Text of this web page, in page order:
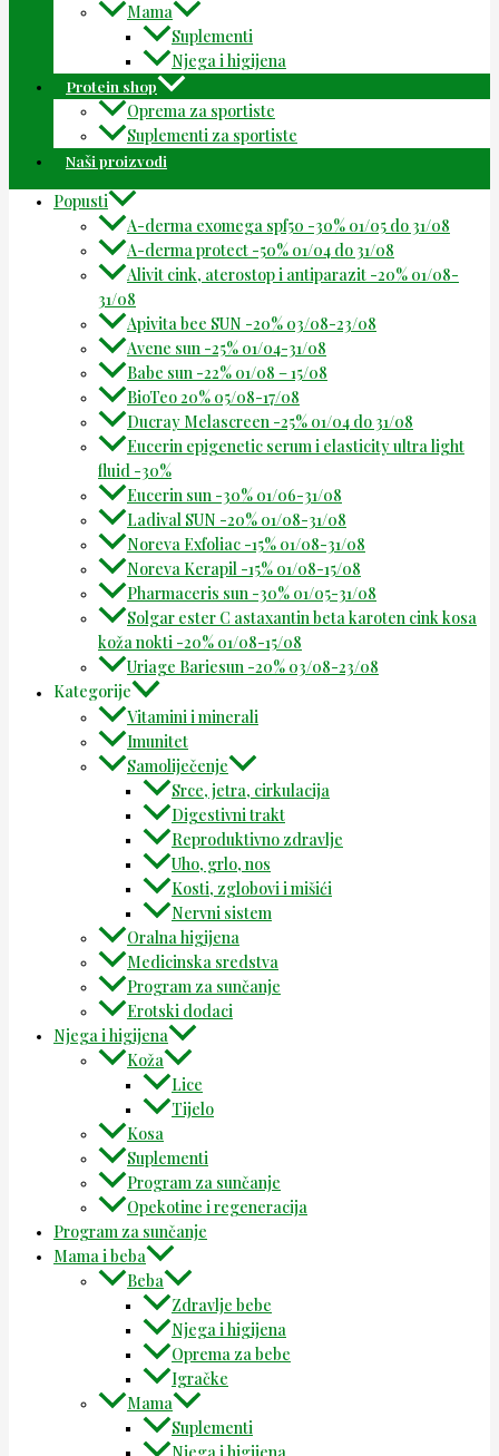
Mama
Suplementi
Njega i higijena
Protein shop
Oprema za sportiste
Suplementi za sportiste
Naši proizvodi
Popusti
A-derma exomega spf50 -30% 01/05 do 31/08
A-derma protect -50% 01/04 do 31/08
Alivit cink, aterostop i antiparazit -20% 01/08-
31/08
Apivita bee SUN -20% 03/08-23/08
Avene sun -25% 01/04-31/08
Babe sun -22% 01/08 – 15/08
BioTeo 20% 05/08-17/08
Ducray Melascreen -25% 01/04 do 31/08
Eucerin epigenetic serum i elasticity ultra light
fluid -30%
Eucerin sun -30% 01/06-31/08
Ladival SUN -20% 01/08-31/08
Noreva Exfoliac -15% 01/08-31/08
Noreva Kerapil -15% 01/08-15/08
Pharmaceris sun -30% 01/05-31/08
Solgar ester C astaxantin beta karoten cink kosa
koža nokti -20% 01/08-15/08
Uriage Bariesun -20% 03/08-23/08
Kategorije
Vitamini i minerali
Imunitet
Samoliječenje
Srce, jetra, cirkulacija
Digestivni trakt
Reproduktivno zdravlje
Uho, grlo, nos
Kosti, zglobovi i mišići
Nervni sistem
Oralna higijena
Medicinska sredstva
Program za sunčanje
Erotski dodaci
Njega i higijena
Koža
Lice
Tijelo
Kosa
Suplementi
Program za sunčanje
Opekotine i regeneracija
Program za sunčanje
Mama i beba
Beba
Zdravlje bebe
Njega i higijena
Oprema za bebe
Igračke
Mama
Suplementi